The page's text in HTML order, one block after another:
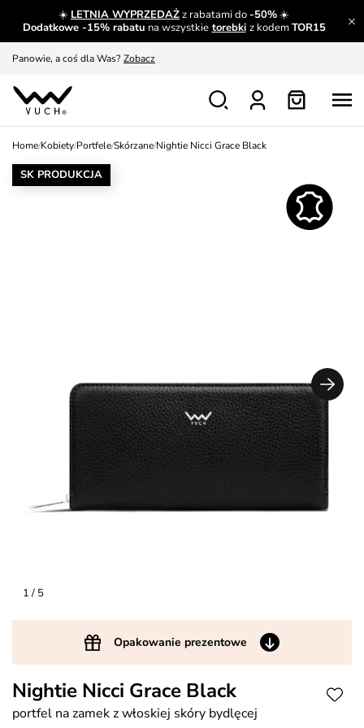
☀️ LETNIA WYPRZEDAŻz rabatami do-50%☀️
Dodatkowe -15% rabatu na wszystkie torebki z kodemTOR15
A czego nie można dowiedzieć się gdzie indziej? Czytaj więcej
Panowie, a coś dla Was? Zobacz
Produkty, które musisz mieć. Dowiedz się więcej
Wymiana i zwrot za darmo Patrz
Home/Kobiety/Portfele/Skórzane/Nightie Nicci Grace Black
1/ 5
Opakowanie prezentowe
SK PRODUKCJA
Nightie Nicci Grace Black
portfel na zamek z włoskiej skóry bydlęcej